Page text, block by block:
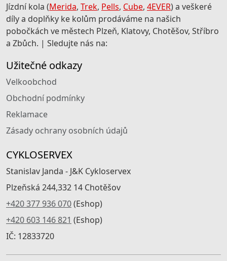
Jízdní kola (Merida, Trek, Pells, Cube, 4EVER) a veškeré
díly a doplňky ke kolům prodáváme na našich
pobočkách ve městech Plzeň, Klatovy, Chotěšov, Stříbro
a Zbůch. | Sledujte nás na:
Užitečné odkazy
Velkoobchod
Obchodní podmínky
Reklamace
Zásady ochrany osobních údajů
CYKLOSERVEX
Stanislav Janda - J&K Cykloservex
Plzeňská 244,332 14 Chotěšov
+420 377 936 070(Eshop)
+420 603 146 821 (Eshop)
IČ: 12833720